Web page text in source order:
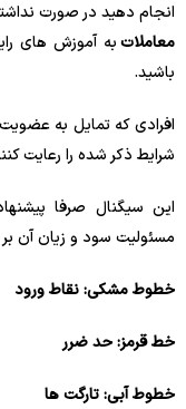
انجام دهید در صورت
معاملاتبه آموزش های
باشید.
افرادی که تمایل به عضویت
شرایط ذکر شده را رعایت
این سیگنال صرفا
مسئولیت سود و زیان آن
خطوط مشکی: نقاط ورود
خط قرمز: حد ضرر
خطوط آبی: تارگت ها